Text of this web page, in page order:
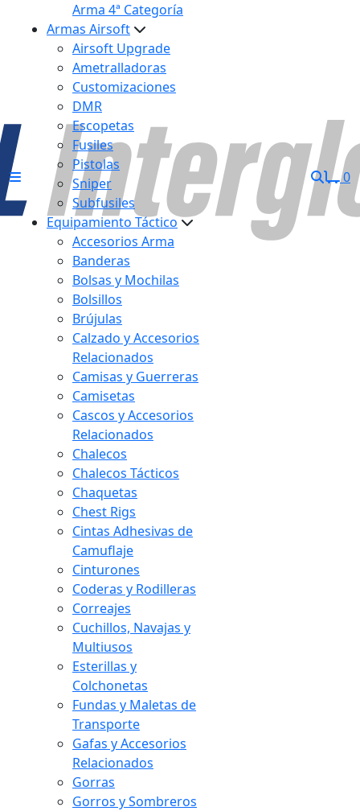
Arma 4ª Categoría
Armas Airsoft
Airsoft Upgrade
Ametralladoras
Customizaciones
DMR
Escopetas
Fusiles
Pistolas
Sniper
Subfusiles
Equipamiento Táctico
Accesorios Arma
Banderas
Bolsas y Mochilas
Bolsillos
Brújulas
Calzado y Accesorios
Relacionados
Camisas y Guerreras
Camisetas
Cascos y Accesorios
Relacionados
Chalecos
Chalecos Tácticos
Chaquetas
Chest Rigs
Cintas Adhesivas de
Camuflaje
Cinturones
Coderas y Rodilleras
Correajes
Cuchillos, Navajas y
Multiusos
Esterillas y
Colchonetas
Fundas y Maletas de
Transporte
Gafas y Accesorios
Relacionados
Gorras
Gorros y Sombreros
0